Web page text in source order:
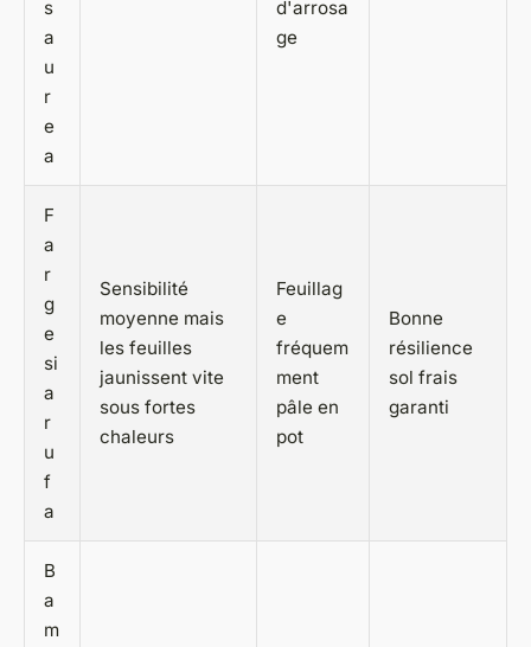
s
a
u
r
e
a
d'arrosa
ge
F
a
r
g
e
si
a
r
u
f
a
Sensibilité
moyenne mais
les feuilles
jaunissent vite
sous fortes
chaleurs
Feuillag
e
fréquem
ment
pâle en
pot
Bonne
résilience
sol frais
garanti
B
a
m